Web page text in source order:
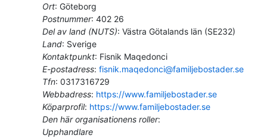
Ort: Göteborg
Postnummer: 402 26
Del av land (NUTS): Västra Götalands län (SE232)
Land: Sverige
Kontaktpunkt: Fisnik Maqedonci
E-postadress: fisnik.maqedonci@familjebostader.se
Tfn: 0317316729
Webbadress: https://www.familjebostader.se
Köparprofil: https://www.familjebostader.se
Den här organisationens roller:
Upphandlare